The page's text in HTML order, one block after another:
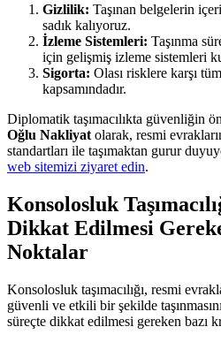
Gizlilik: Taşınan belgelerin
sadık kalıyoruz.
İzleme Sistemleri: Taşınma
için gelişmiş izleme sistemleri
Sigorta: Olası risklere karşı
kapsamındadır.
Diplomatik taşımacılıkta güvenliğin
Oğlu Nakliyat olarak, resmi
standartları ile taşımaktan gurur
web sitemizi ziyaret edin.
Konsolosluk
Dikkat Edilmesi
Noktalar
Konsolosluk taşımacılığı, resmi
güvenli ve etkili bir şekilde
süreçte dikkat edilmesi gereken bazı